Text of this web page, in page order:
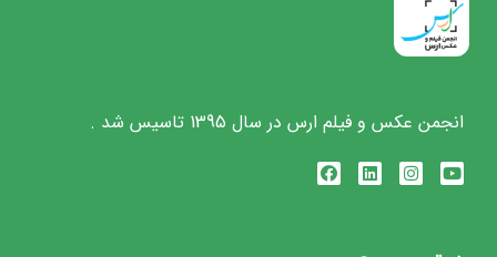
انجمن عکس و فیلم ارس در سال 1395 تاسیس شد .